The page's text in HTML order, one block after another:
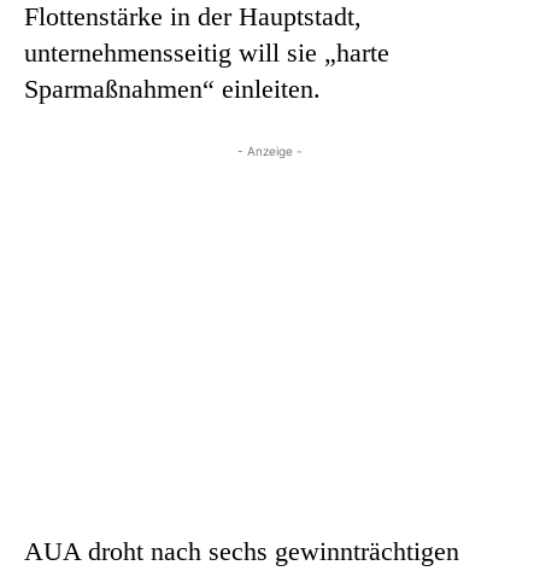
Flottenstärke in der Hauptstadt,
unternehmensseitig will sie „harte
Sparmaßnahmen“ einleiten.
- Anzeige -
AUA droht nach sechs gewinnträchtigen